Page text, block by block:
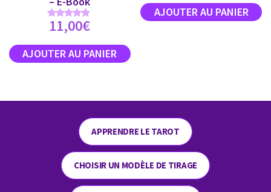
Note
5.00
11,00€
APPRENDRE LE TAROT
CHOISIR UN MODÈLE DE TIRAGE